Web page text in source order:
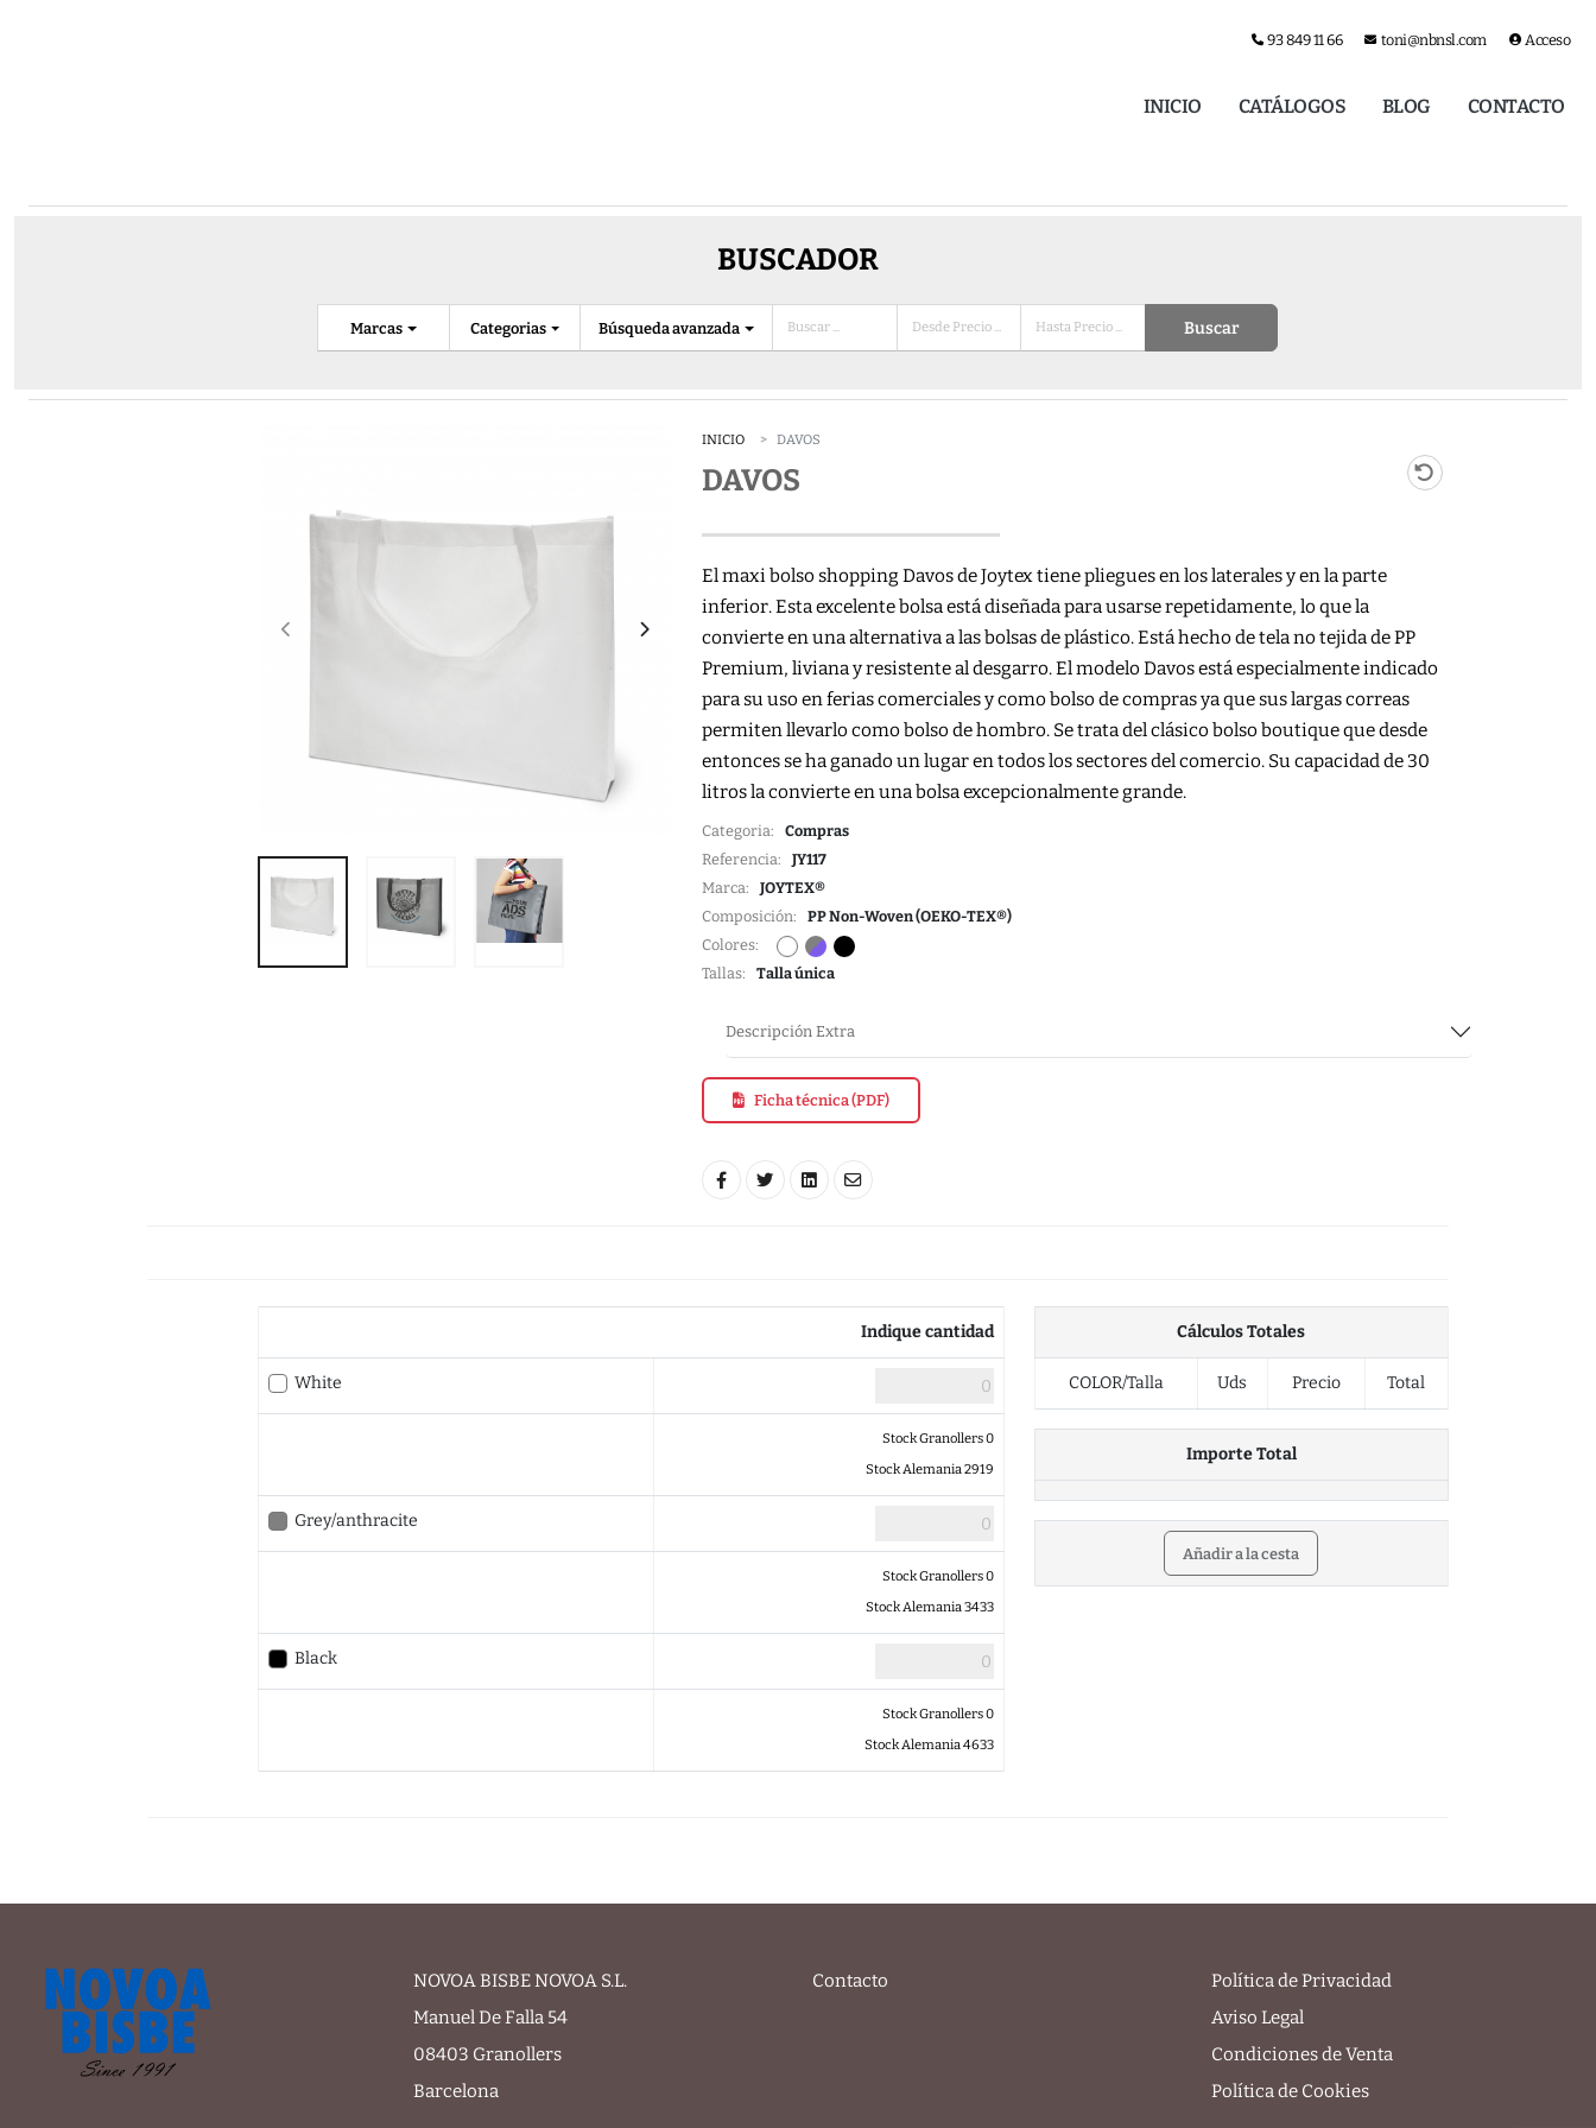
93 849 11 66 toni@nbnsl.com Acceso
INICIO CATÁLOGOS BLOG CONTACTO
BUSCADOR
Categorias
Marcas Búsqueda avanzada Buscar
INICIO DAVOS
DAVOS
El maxi bolso shopping Davos de Joytex tiene pliegues en los laterales y en la parte
inferior. Esta excelente bolsa está diseñada para usarse repetidamente, lo que la
convierte en una alternativa a las bolsas de plástico. Está hecho de tela no tejida de PP
Premium, liviana y resistente al desgarro. El modelo Davos está especialmente indicado
para su uso en ferias comerciales y como bolso de compras ya que sus largas correas
permiten llevarlo como bolso de hombro. Se trata del clásico bolso boutique que desde
entonces se ha ganado un lugar en todos los sectores del comercio. Su capacidad de 30
litros la convierte en una bolsa excepcionalmente grande.
Categoria: Compras
Referencia: JY117
Marca: JOYTEX®
Composición: PP Non-Woven (OEKO-TEX®)
Colores:
Tallas: Talla única
Descripción Extra
Ficha técnica (PDF)
Indique cantidad
White
Stock Granollers 0
Stock Alemania 2919
Grey/anthracite
Stock Granollers 0
Stock Alemania 3433
Black
Stock Granollers 0
Stock Alemania 4633
Cálculos Totales
COLOR/Talla Uds Precio Total
Importe Total
Añadir a la cesta
NOVOA BISBE NOVOA S.L.
Manuel De Falla 54
08403 Granollers
Barcelona
Contacto
Política de Privacidad
Aviso Legal
Condiciones de Venta
Política de Cookies